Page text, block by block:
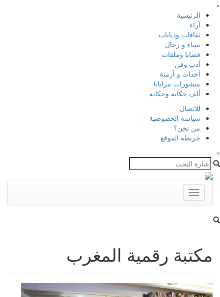
×
الرئيسية
آراء
ثقافات وديانات
نساء و رجال
قضايا وملفات
أدب وفن
أحداث و أزمنة
منشورات مرايانا
ألف حكاية وحكاية
للاتصال
سياسة الخصوصية
من نحن؟
خريطة الموقع
×
Toggle
navigation
مكتبة رقمية المغرب